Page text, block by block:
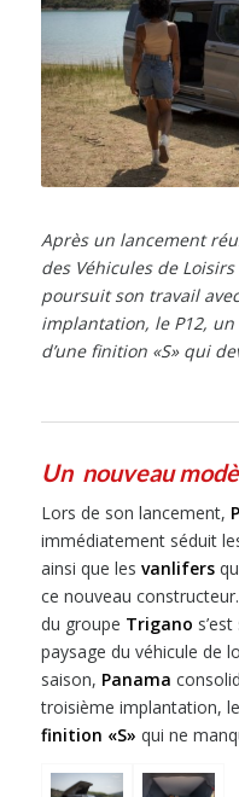
Après un lancement
des Véhicules de
poursuit son travail
implantation, le P12,
d’une finition «S» qui
Un nouveau
Lors de son lancement,
immédiatement séduit
ainsi que les vanlifers
ce nouveau
du groupe Trigano
paysage du véhicule de
saison, Panama
troisième implantation, le
finition «S» qui ne